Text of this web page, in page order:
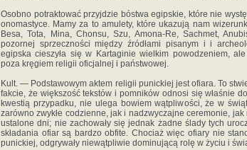
Osobno potraktować przyjdzie bóstwa egipskie, które nie
onomastyce. Mamy za to amulety, które ukazują nam
Besa, Tota, Mina, Chonsu, Szu, Amona-Re, Sachmet,
pozornej sprzeczności między źródłami pisanym i i
egipska cieszyła się w Kartaginie wielkim powodzeniem,
poza kręgiem religii oficjalnej i państwowej.
Kult. — Podstawowym aktem religii punickiej jest ofiara. To
fakcie, że większość tekstów i pomników odnosi się właśnie
kwestią przypadku, nie ulega bowiem wątpliwości, że w
zarówno zwykłe codzienne, jak i nadzwyczajne ceremonie,
ustalone dni; nie zachowały się jednak żadne ślady tych
składania ofiar są bardzo obfite. Chociaż więc ofiary nie
pu­nickiej, odgrywały niewątpliwie dominującą rolę w życiu i